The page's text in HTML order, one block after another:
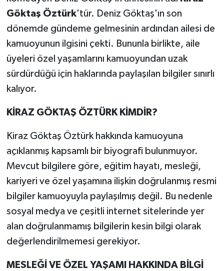
Göktaş Öztürk'tür. Deniz Göktaş'ın son
dönemde gündeme gelmesinin ardından ailesi de
kamuoyunun ilgisini çekti. Bununla birlikte, aile
üyeleri özel yaşamlarını kamuoyundan uzak
sürdürdüğü için haklarında paylaşılan bilgiler sınırlı
kalıyor.
KİRAZ GÖKTAŞ ÖZTÜRK KİMDİR?
Kiraz Göktaş Öztürk hakkında kamuoyuna
açıklanmış kapsamlı bir biyografi bulunmuyor.
Mevcut bilgilere göre, eğitim hayatı, mesleği,
kariyeri ve özel yaşamına ilişkin doğrulanmış resmi
bilgiler kamuoyuyla paylaşılmış değil. Bu nedenle
sosyal medya ve çeşitli internet sitelerinde yer
alan doğrulanmamış bilgilerin kesin bilgi olarak
değerlendirilmemesi gerekiyor.
MESLEĞİ VE ÖZEL YAŞAMI HAKKINDA BİLGİ